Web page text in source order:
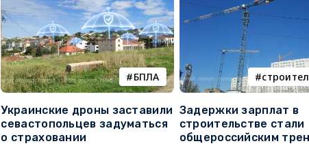
БПЛА
Украинские дроны заставили
севастопольцев задуматься
о страховании
Задержки зарплат в
строительстве стали
общероссийским